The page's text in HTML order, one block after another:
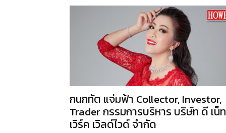
กนกทัต แจ่มฟ้า Collector, Investor,
Trader กรรมการบริหาร บริษัท ดี เน็ท
เวิร์ค เวิลด์ไวด์ จำกัด